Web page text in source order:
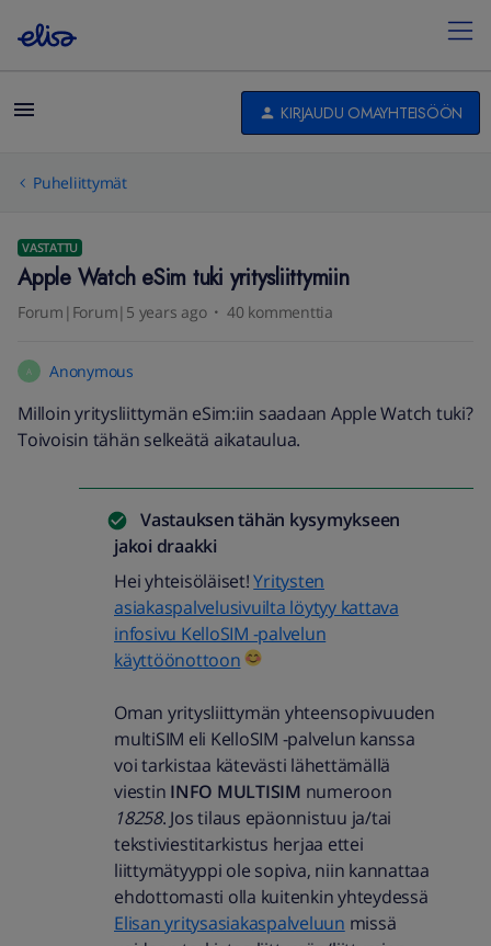
KIRJAUDU OMAYHTEISÖÖN
Puheliittymät
VASTATTU
Apple Watch eSim tuki yritysliittymiin
Forum|Forum|5 years ago 40 kommenttia
A Anonymous
Milloin yritysliittymän eSim:iin saadaan Apple Watch tuki?
Toivoisin tähän selkeätä aikataulua.
Vastauksen tähän kysymykseen
jakoi draakki
Hei yhteisöläiset!Yritysten
asiakaspalvelusivuilta löytyy kattava
infosivu KelloSIM -palvelun
käyttöönottoon
Oman yritysliittymän yhteensopivuuden
multiSIM eli KelloSIM -palvelun kanssa
voi tarkistaa kätevästi lähettämällä
viestin INFO MULTISIM numeroon
18258. Jos tilaus epäonnistuu ja/tai
tekstiviestitarkistus herjaa ettei
liittymätyyppi ole sopiva, niin kannattaa
ehdottomasti olla kuitenkin yhteydessä
Elisan yritysasiakaspalveluun missä